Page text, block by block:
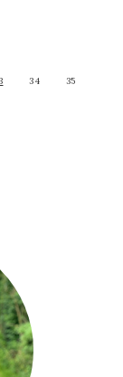
34 35